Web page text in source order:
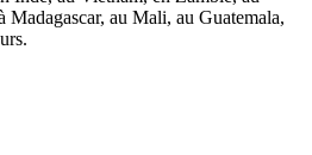
Madagascar, au Mali, au Guatemala,